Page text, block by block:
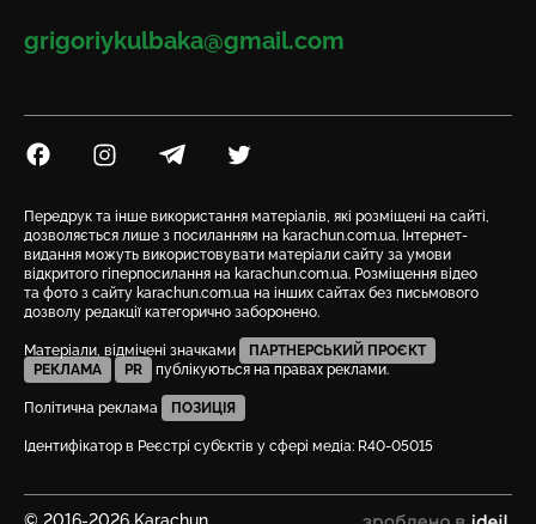
Email
grigoriykulbaka@gmail.com
Посилання на Facebook
Посилання на Instagram
Посилання на Telegram
Посилання на Twitter
Передрук та інше використання матеріалів, які розміщені на сайті,
дозволяється лише з посиланням на karachun.com.ua. Інтернет-
видання можуть використовувати матеріали сайту за умови
відкритого гіперпосилання на karachun.com.ua. Розміщення відео
та фото з сайту karachun.com.ua на інших сайтах без письмового
дозволу редакції категорично заборонено.
Матеріали, відмічені значками
ПАРТНЕРСЬКИЙ ПРОЄКТ
РЕКЛАМА
PR публікуються на правах реклами.
Політична реклама ПОЗИЦІЯ
Ідентифікатор в Реєстрі суб’єктів у сфері медіа: R40-05015